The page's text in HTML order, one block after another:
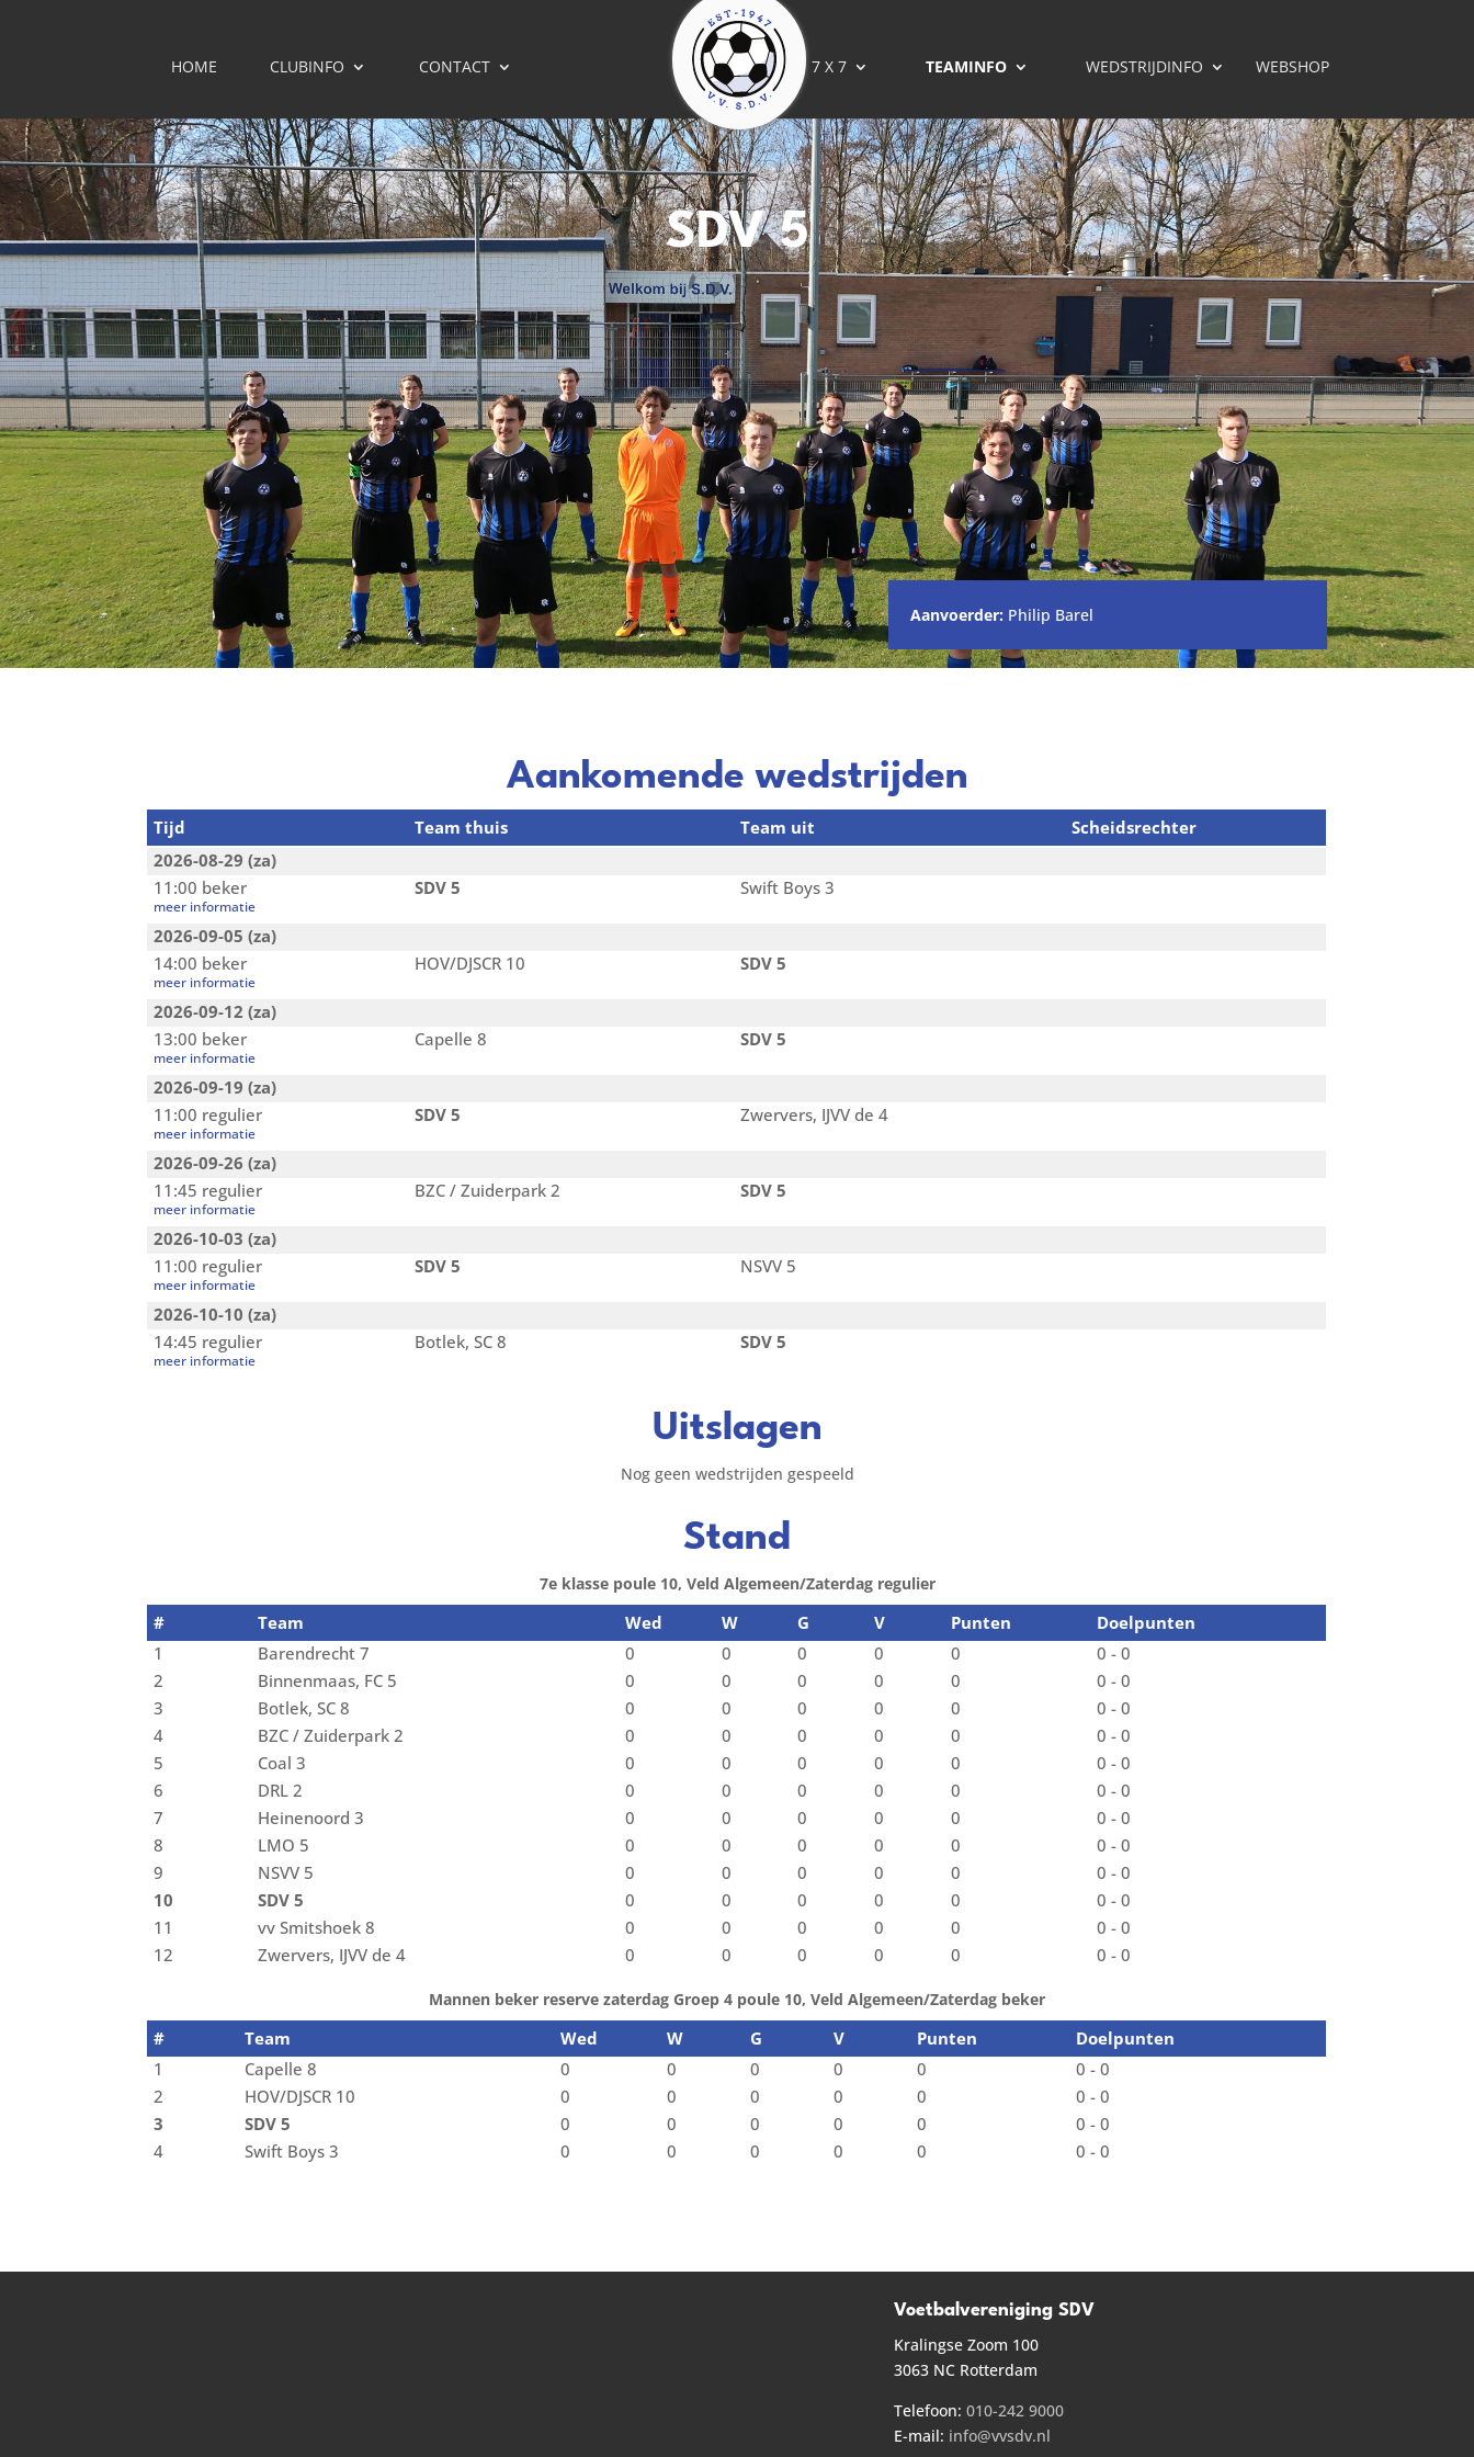
HOME CLUBINFO CONTACT 7 X 7 TEAMINFO WEDSTRIJDINFO WEBSHOP
SDV 5
Aanvoerder: Philip Barel
Aankomende wedstrijden
Tijd Team thuis Team uit
Scheidsrechter
2026-08-29 (za)
11:00 beker
meer informatie
SDV 5 Swift Boys 3
2026-09-05 (za)
14:00 beker
meer informatie
HOV/DJSCR 10 SDV 5
2026-09-12 (za)
13:00 beker
meer informatie
Capelle 8 SDV 5
2026-09-19 (za)
11:00 regulier
meer informatie
SDV 5 Zwervers, IJVV de 4
2026-09-26 (za)
11:45 regulier
meer informatie
BZC / Zuiderpark 2 SDV 5
2026-10-03 (za)
11:00 regulier
meer informatie
SDV 5 NSVV 5
2026-10-10 (za)
14:45 regulier
meer informatie
Botlek, SC 8 SDV 5
Uitslagen
Nog geen wedstrijden gespeeld
Stand
7e klasse poule 10, Veld Algemeen/Zaterdag regulier
# Team Wed W G V Punten
Doelpunten
1
Barendrecht 7 0 0 0 0 0
0 - 0
2
Binnenmaas, FC 5 0 0 0 0 0
0 - 0
3
Botlek, SC 8 0 0 0 0 0
0 - 0
4
BZC / Zuiderpark 2 0 0 0 0 0
0 - 0
5
Coal 3 0 0 0 0 0
0 - 0
6
DRL 2 0 0 0 0 0
0 - 0
7
Heinenoord 3 0 0 0 0 0
0 - 0
8
LMO 5 0 0 0 0 0
0 - 0
9
NSVV 5 0 0 0 0 0
0 - 0
10
SDV 5 0 0 0 0 0
0 - 0
11
vv Smitshoek 8 0 0 0 0 0
0 - 0
12
Zwervers, IJVV de 4 0 0 0 0 0 0 - 0
Mannen beker reserve zaterdag Groep 4 poule 10, Veld Algemeen/Zaterdag beker
# Team Wed W G V Punten
Doelpunten
1
Capelle 8 0 0 0 0 0
0 - 0
2
HOV/DJSCR 10 0 0 0 0 0
0 - 0
3
SDV 5 0 0 0 0 0
0 - 0
4
Swift Boys 3 0 0 0 0 0 0 - 0
Voetbalvereniging SDV
Kralingse Zoom 100
3063 NC Rotterdam
Telefoon: 010-242 9000
E-mail: info@vvsdv.nl